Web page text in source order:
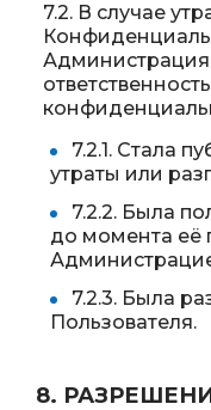
7.2. В случае
Администрация
7.2.1. Стала
утраты или
7.2.2. Была
до момента её
7.2.3. Была
Пользователя.
8.